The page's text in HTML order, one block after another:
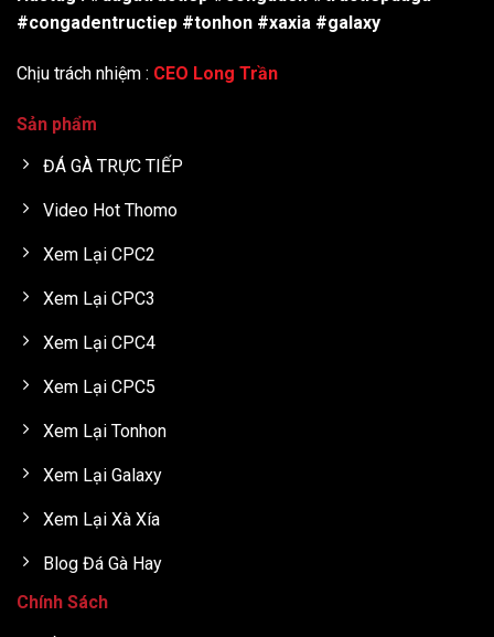
#congadentructiep #tonhon #xaxia #galaxy
Chịu trách nhiệm : CEO Long Trần
Sản phẩm
ĐÁ GÀ TRỰC TIẾP
Video Hot Thomo
Xem Lại CPC2
Xem Lại CPC3
Xem Lại CPC4
Xem Lại CPC5
Xem Lại Tonhon
Xem Lại Galaxy
Xem Lại Xà Xía
Blog Đá Gà Hay
Chính Sách